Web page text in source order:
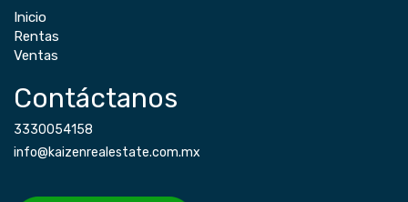
Inicio
Rentas
Ventas
Contáctanos
3330054158
info@kaizenrealestate.com.mx